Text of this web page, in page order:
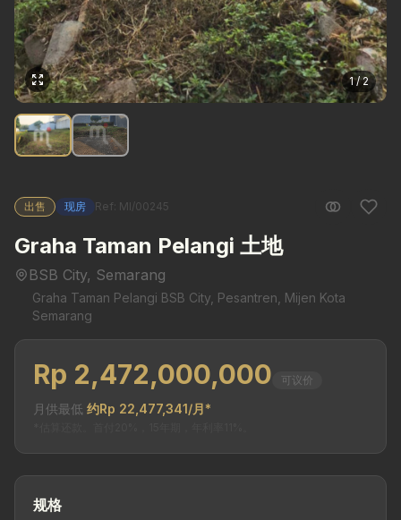
1 / 2
出售 现房 Ref: MI/00245
Graha Taman Pelangi 土地
BSB City, Semarang
Graha Taman Pelangi BSB City, Pesantren, Mijen Kota
Semarang
Rp 2,472,000,000 可议价
月供最低 约Rp 22,477,341/月*
规格